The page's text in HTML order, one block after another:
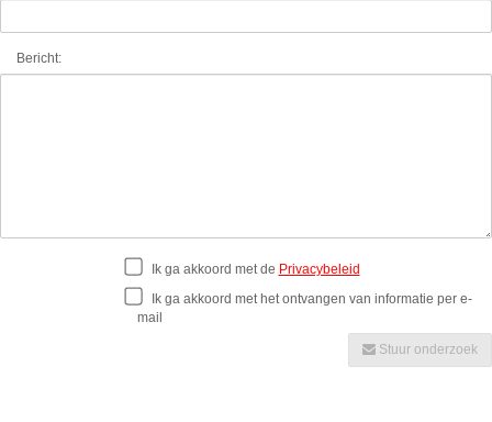
Bericht:
Ik ga akkoord met de Privacybeleid
Ik ga akkoord met het ontvangen van informatie per e-
mail
Stuur onderzoek